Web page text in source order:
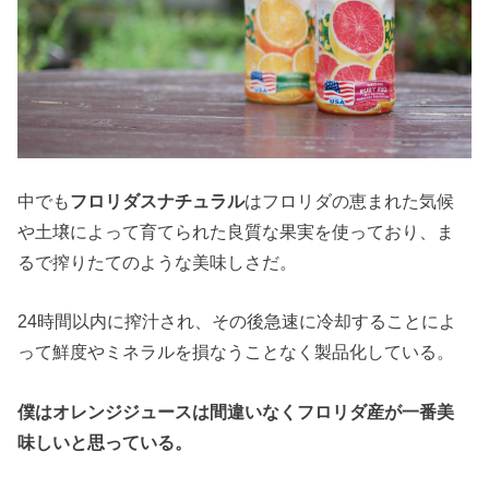
中でもフロリダスナチュラルはフロリダの恵まれた気候
や土壌によって育てられた良質な果実を使っており、ま
るで搾りたてのような美味しさだ。
24時間以内に搾汁され、その後急速に冷却することによ
って鮮度やミネラルを損なうことなく製品化している。
僕はオレンジジュースは間違いなくフロリダ産が一番美
味しいと思っている。